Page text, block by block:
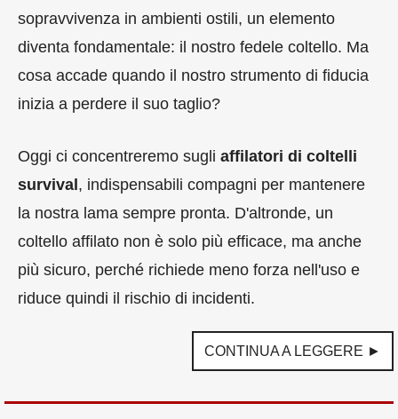
sopravvivenza in ambienti ostili, un elemento
diventa fondamentale: il nostro fedele coltello. Ma
cosa accade quando il nostro strumento di fiducia
inizia a perdere il suo taglio?
Oggi ci concentreremo sugli affilatori di coltelli
survival, indispensabili compagni per mantenere
la nostra lama sempre pronta. D'altronde, un
coltello affilato non è solo più efficace, ma anche
più sicuro, perché richiede meno forza nell'uso e
riduce quindi il rischio di incidenti.
CONTINUA A LEGGERE ►